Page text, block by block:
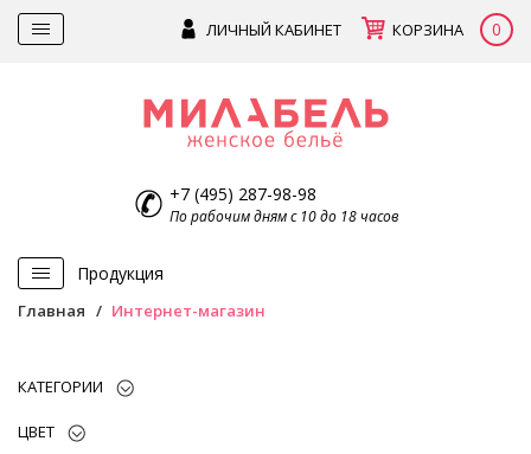
ЛИЧНЫЙ КАБИНЕТ КОРЗИНА 0
+7 (495) 287-98-98
По рабочим дням с 10 до 18 часов
Продукция
Главная Интернет-магазин
КАТЕГОРИИ
ЦВЕТ